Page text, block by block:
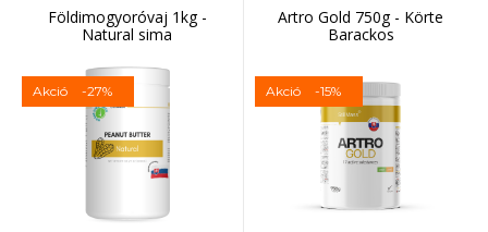
Földimogyoróvaj 1kg -
Natural sima
Akció -27%
Artro Gold 750g - Körte
Barackos
Akció -15%